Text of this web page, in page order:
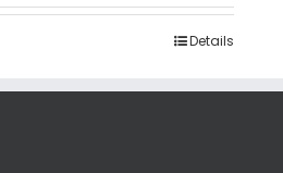
5.00oy aldı
fiyat:
Details